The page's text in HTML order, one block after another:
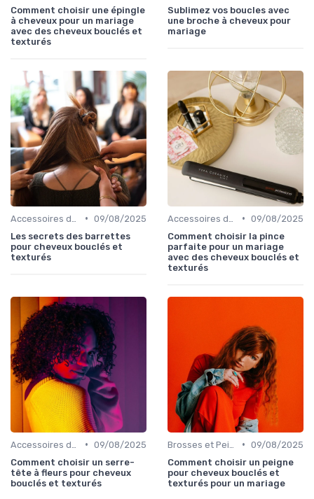
Comment choisir une épingle
à cheveux pour un mariage
avec des cheveux bouclés et
texturés
Sublimez vos boucles avec
une broche à cheveux pour
mariage
• 09/08/2025
Les secrets des barrettes
pour cheveux bouclés et
texturés
• 09/08/2025
Comment choisir la pince
parfaite pour un mariage
avec des cheveux bouclés et
texturés
• 09/08/2025
Comment choisir un serre-
tête à fleurs pour cheveux
bouclés et texturés
• 09/08/2025
Comment choisir un peigne
pour cheveux bouclés et
texturés pour un mariage